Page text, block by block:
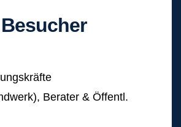
Besucher
Berater & Öffentl.